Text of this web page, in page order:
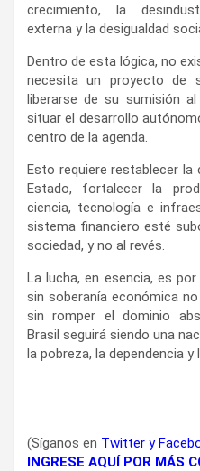
crecimiento, la
externa y la desigualdad
Dentro de esta lógica, no
necesita un proyecto de
liberarse de su sumisión
situar el desarrollo
centro de la agenda.
Esto requiere restablecer la
Estado, fortalecer la
ciencia, tecnología e
sistema financiero esté
sociedad, y no al revés.
La lucha, en esencia, es
sin soberanía económica
sin romper el dominio
Brasil seguirá siendo una
la pobreza, la dependencia y
(Síganos en Twitter y
INGRESE AQUÍ POR MÁS